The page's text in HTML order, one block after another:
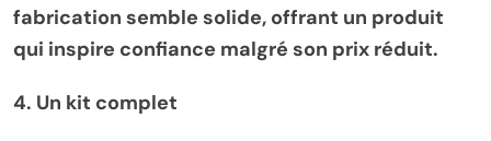
fabrication semble solide, offrant un produit
qui inspire confiance malgré son prix réduit.
4. Un kit complet